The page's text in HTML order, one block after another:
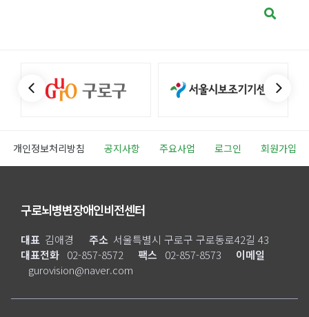
개인정보처리방침 공지사항 주요사업 로그인 회원가입
구로뇌병변장애인비전센터
대표 김애경 주소 서울특별시 구로구 구로동로42길 43
대표전화 02-857-8572 팩스 02-857-8573
이메일
gurovision@naver.com